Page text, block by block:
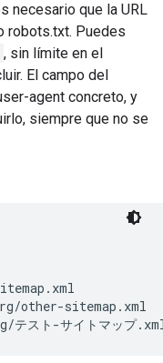
necesario que la URL
robots.txt. Puedes
, sin límite en el
El campo del
agent concreto, y
siempre que no se
other-sitemap.xml
スト-サイトマップ